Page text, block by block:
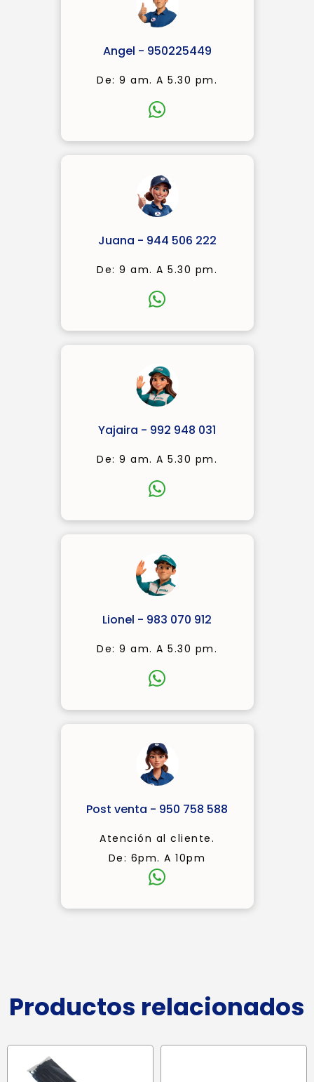
Angel - 950225449
De: 9 am. A 5.30 pm.
Juana - 944 506 222
De: 9 am. A 5.30 pm.
Yajaira - 992 948 031
De: 9 am. A 5.30 pm.
Lionel - 983 070 912
De: 9 am. A 5.30 pm.
Post venta - 950 758 588
Atención al cliente.
De: 6pm. A 10pm
Productos relacionados